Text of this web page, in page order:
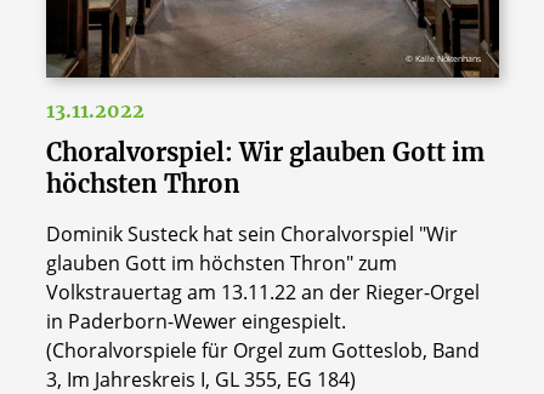
© Kalle Noltenhans
13.11.2022
Choralvorspiel: Wir glauben Gott im
höchsten Thron
Dominik Susteck hat sein Choralvorspiel "Wir
glauben Gott im höchsten Thron" zum
Volkstrauertag am 13.11.22 an der Rieger-Orgel
in Paderborn-Wewer eingespielt.
(Choralvorspiele für Orgel zum Gotteslob, Band
3, Im Jahreskreis I, GL 355, EG 184)